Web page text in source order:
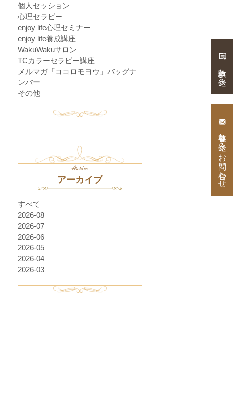
個人セッション
心理セラピー
enjoy life心理セミナー
enjoy life養成講座
WakuWakuサロン
TCカラーセラピー講座
メルマガ「ココロモヨウ」バッグナ
ンバー
その他
Archive
アーカイブ
すべて
2026-08
2026-07
2026-06
2026-05
2026-04
2026-03
体験申し込み
各種申し込み・
お問い合わせ